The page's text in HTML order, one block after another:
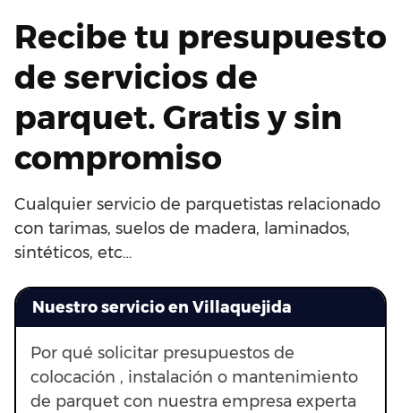
Recibe tu presupuesto
de servicios de
parquet. Gratis y sin
compromiso
Cualquier servicio de parquetistas relacionado
con tarimas, suelos de madera, laminados,
sintéticos, etc…
Nuestro servicio en Villaquejida
Por qué solicitar presupuestos de
colocación , instalación o mantenimiento
de parquet con nuestra empresa experta